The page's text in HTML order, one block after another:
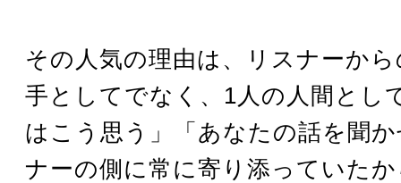
その人気の理由は、リスナーか
手としてでなく、1人の人間とし
はこう思う」「あなたの話を聞
ナーの側に常に寄り添っていた